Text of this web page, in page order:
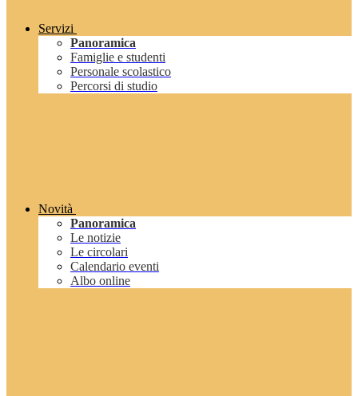
Servizi
Panoramica
Famiglie e studenti
Personale scolastico
Percorsi di studio
Novità
Panoramica
Le notizie
Le circolari
Calendario eventi
Albo online